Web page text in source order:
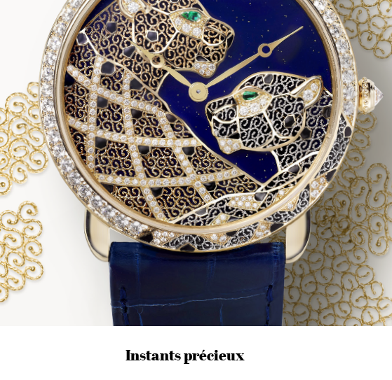
Instants précieux